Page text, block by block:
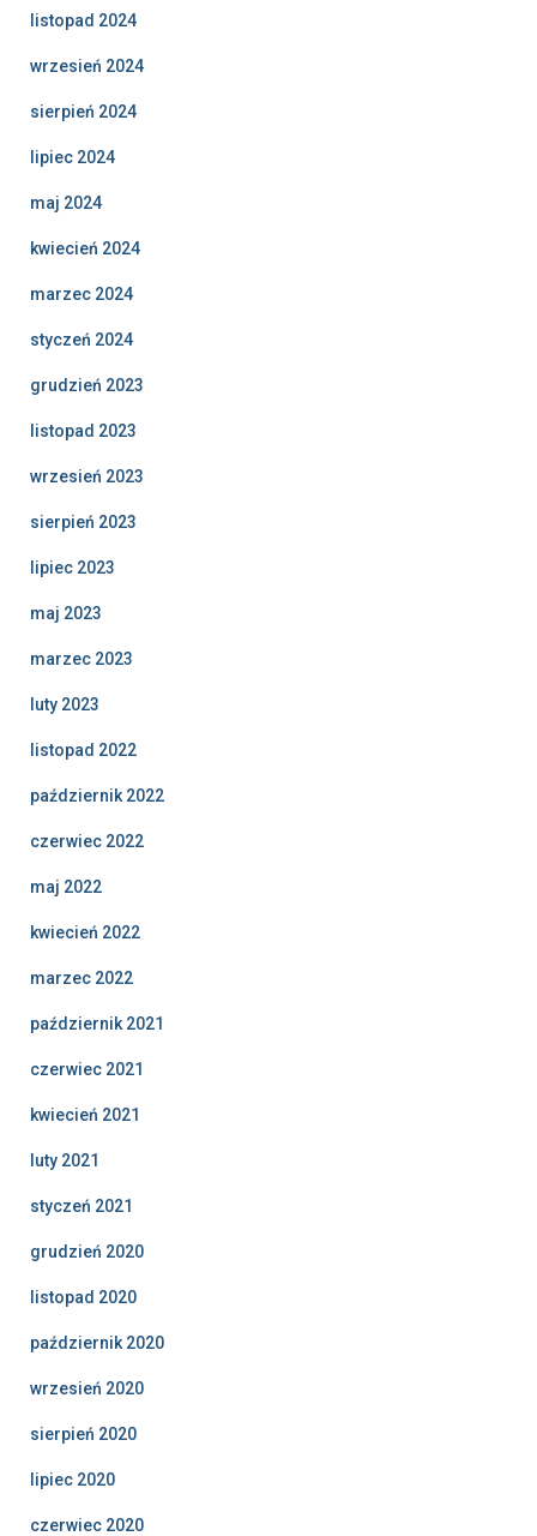
listopad 2024
wrzesień 2024
sierpień 2024
lipiec 2024
maj 2024
kwiecień 2024
marzec 2024
styczeń 2024
grudzień 2023
listopad 2023
wrzesień 2023
sierpień 2023
lipiec 2023
maj 2023
marzec 2023
luty 2023
listopad 2022
październik 2022
czerwiec 2022
maj 2022
kwiecień 2022
marzec 2022
październik 2021
czerwiec 2021
kwiecień 2021
luty 2021
styczeń 2021
grudzień 2020
listopad 2020
październik 2020
wrzesień 2020
sierpień 2020
lipiec 2020
czerwiec 2020